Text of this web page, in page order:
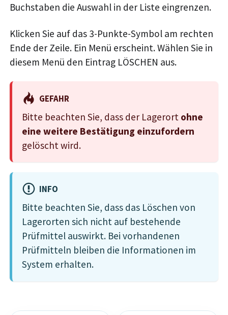
Buchstaben die Auswahl in der Liste eingrenzen.
Klicken Sie auf das 3-Punkte-Symbol am rechten
Ende der Zeile. Ein Menü erscheint. Wählen Sie in
diesem Menü den Eintrag LÖSCHEN aus.
GEFAHR
Bitte beachten Sie, dass der Lagerort ohne
eine weitere Bestätigung einzufordern
gelöscht wird.
INFO
Bitte beachten Sie, dass das Löschen von
Lagerorten sich nicht auf bestehende
Prüfmittel auswirkt. Bei vorhandenen
Prüfmitteln bleiben die Informationen im
System erhalten.